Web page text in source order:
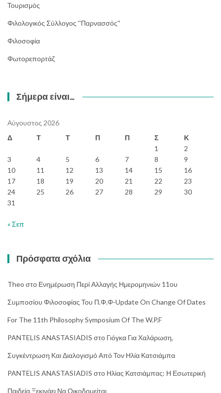
Τουρισμός
Φιλολογικός Σύλλογος ''Παρνασσός''
Φιλοσοφία
Φωτορεπορτάζ
Σήμερα είναι…
Αύγουστος 2026
Δ
Τ Τ Π Π Σ
Κ
1
2
3
4 5 6 7 8
9
10
11 12 13 14 15
16
17
18 19 20 21 22
23
24
25 26 27 28 29
30
31
« Σεπ
Πρόσφατα σχόλια
Theo στο Ενημέρωση Περί Αλλαγής Ημερομηνιών 11ου
Συμποσίου Φιλοσοφίας Του Π.Φ.Φ-Update On Change Of Dates
For The 11th Philosophy Symposium Of The W.P.F
PANTELIS ANASTASIADIS στο Γιόγκα Για Χαλάρωση,
Συγκέντρωση Και Διαλογισμό Από Τον Ηλία Κατσιάμπα
PANTELIS ANASTASIADIS στο Ηλίας Κατσιάμπας: Η Εσωτερική
Παιδεία Ξεκινάει Να Οικοδομείται